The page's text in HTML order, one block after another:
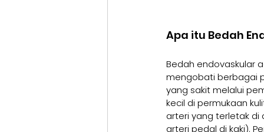
Apa itu Bedah
Bedah endovaskular
mengobati berbagai
yang sakit melalui
kecil di permukaan
arteri yang terletak di
arteri pedal di kaki).